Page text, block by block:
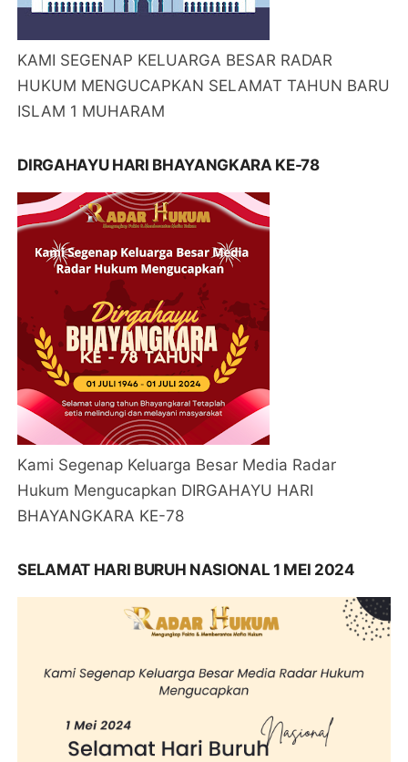
KAMI SEGENAP KELUARGA BESAR RADAR
HUKUM MENGUCAPKAN SELAMAT TAHUN BARU
ISLAM 1 MUHARAM
DIRGAHAYU HARI BHAYANGKARA KE-78
Kami Segenap Keluarga Besar Media Radar
Hukum Mengucapkan DIRGAHAYU HARI
BHAYANGKARA KE-78
SELAMAT HARI BURUH NASIONAL 1 MEI 2024